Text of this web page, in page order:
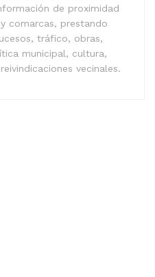
de proximidad
comarcas, prestando
tráfico, obras,
municipal, cultura,
vecinales.